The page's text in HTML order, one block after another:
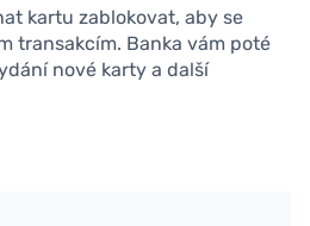
kartu zablokovat, aby se
transakcím. Banka vám poté
nové karty a další